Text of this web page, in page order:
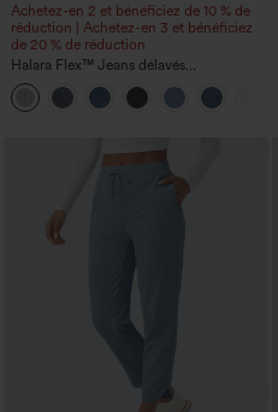
Achetez-en 2 et bénéficiez de 10 % de
réduction | Achetez-en 3 et bénéficiez
de 20 % de réduction
Halara Flex™ Jeans délavés
décontractés, coupe baggy à jambe
large, taille basse asymétrique, poches
zippées